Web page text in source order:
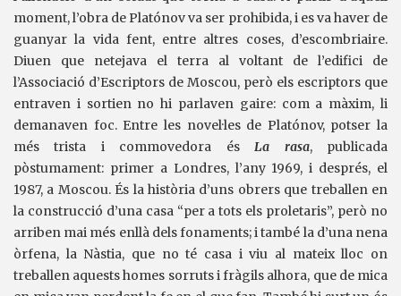
moment, l’obra de Platónov va ser prohibida, i es va haver de
guanyar la vida fent, entre altres coses, d’escombriaire.
Diuen que netejava el terra al voltant de l’edifici de
l’Associació d’Escriptors de Moscou, però els escriptors que
entraven i sortien no hi parlaven gaire: com a màxim, li
demanaven foc. Entre les novel·les de Platónov, potser la
més trista i commovedora ésLa rasa, publicada
pòstumament: primer a Londres, l’any 1969, i després, el
1987, a Moscou. És la història d’uns obrers que treballen en
la construcció d’una casa “per a tots els proletaris”, però no
arriben mai més enllà dels fonaments; i també la d’una nena
òrfena, la Nàstia, que no té casa i viu al mateix lloc on
treballen aquests homes sorruts i fràgils alhora, que de mica